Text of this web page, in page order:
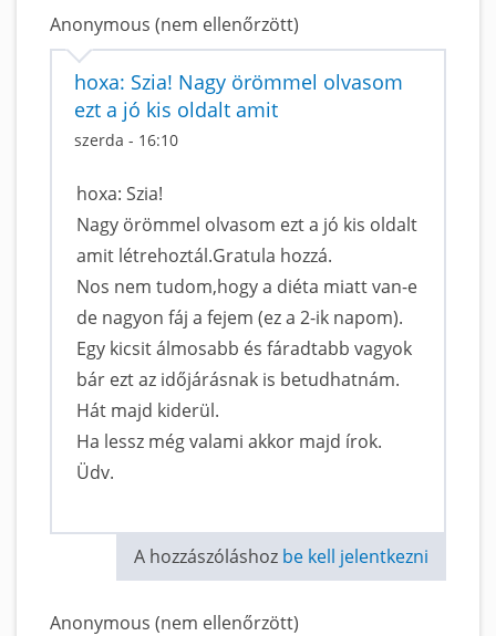
Anonymous (nem ellenőrzött)
hoxa: Szia! Nagy örömmel olvasom
ezt a jó kis oldalt amit
szerda - 16:10
hoxa: Szia!
Nagy örömmel olvasom ezt a jó kis oldalt
amit létrehoztál.Gratula hozzá.
Nos nem tudom,hogy a diéta miatt van-e
de nagyon fáj a fejem (ez a 2-ik napom).
Egy kicsit álmosabb és fáradtabb vagyok
bár ezt az időjárásnak is betudhatnám.
Hát majd kiderül.
Ha lessz még valami akkor majd írok.
Üdv.
A hozzászóláshoz be kell jelentkezni
Anonymous (nem ellenőrzött)